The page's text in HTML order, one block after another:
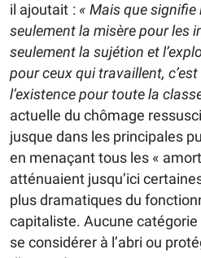
il ajoutait : « Mais que signifie
seulement la misère pour les
seulement la sujétion et
pour ceux qui travaillent,
l’existence pour toute la
actuelle du chômage
jusque dans les principales
en menaçant tous les «
atténuaient jusqu’ici
plus dramatiques du
capitaliste. Aucune
se considérer à l’abri ou